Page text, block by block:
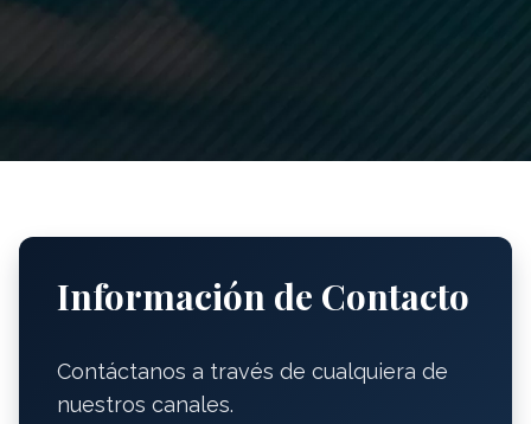
Información de Contacto
Contáctanos a través de cualquiera de
nuestros canales.